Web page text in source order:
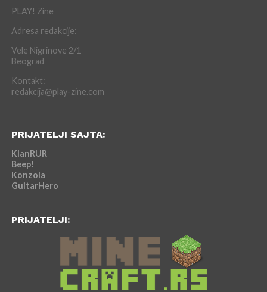
PLAY! Zine
Adresa redakcije:
Vele Nigrinove 2/1
Beograd
Kontakt:
redakcija@play-zine.com
PRIJATELJI SAJTA:
KlanRUR
Beep!
Konzola
GuitarHero
PRIJATELJI: